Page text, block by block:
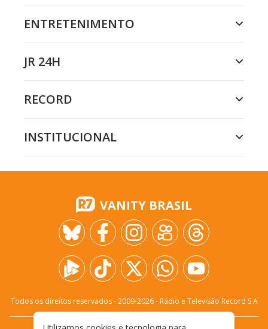
ENTRETENIMENTO
JR 24H
RECORD
INSTITUCIONAL
VANITY BRASIL
Todos os direitos reservados - 2009-2026- Rádio e Televisão Record S.A